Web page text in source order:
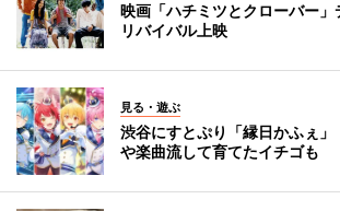
映画「ハチミツとクローバー
リバイバル上映
見る・遊ぶ
渋谷にすとぷり「縁日かふぇ
や楽曲流して育てたイチゴも